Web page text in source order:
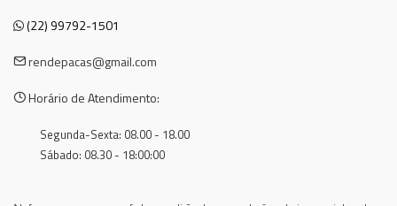
(22) 99792-1501
rendepacas@gmail.com
Horário de Atendimento:
Segunda-Sexta: 08.00 - 18.00
Sábado: 08.30 - 18:00:00